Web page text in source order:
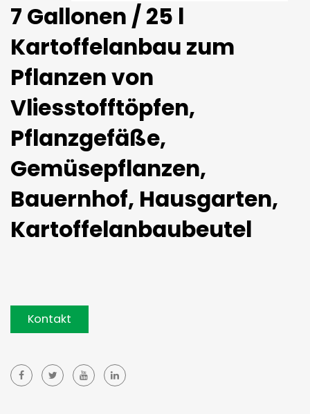
7 Gallonen / 25 l
Kartoffelanbau zum
Pflanzen von
Vliesstofftöpfen,
Pflanzgefäße,
Gemüsepflanzen,
Bauernhof, Hausgarten,
Kartoffelanbaubeutel
Kontakt